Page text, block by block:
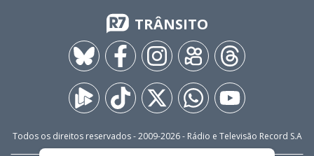
TRÂNSITO
Todos os direitos reservados - 2009-2026- Rádio e Televisão Record S.A